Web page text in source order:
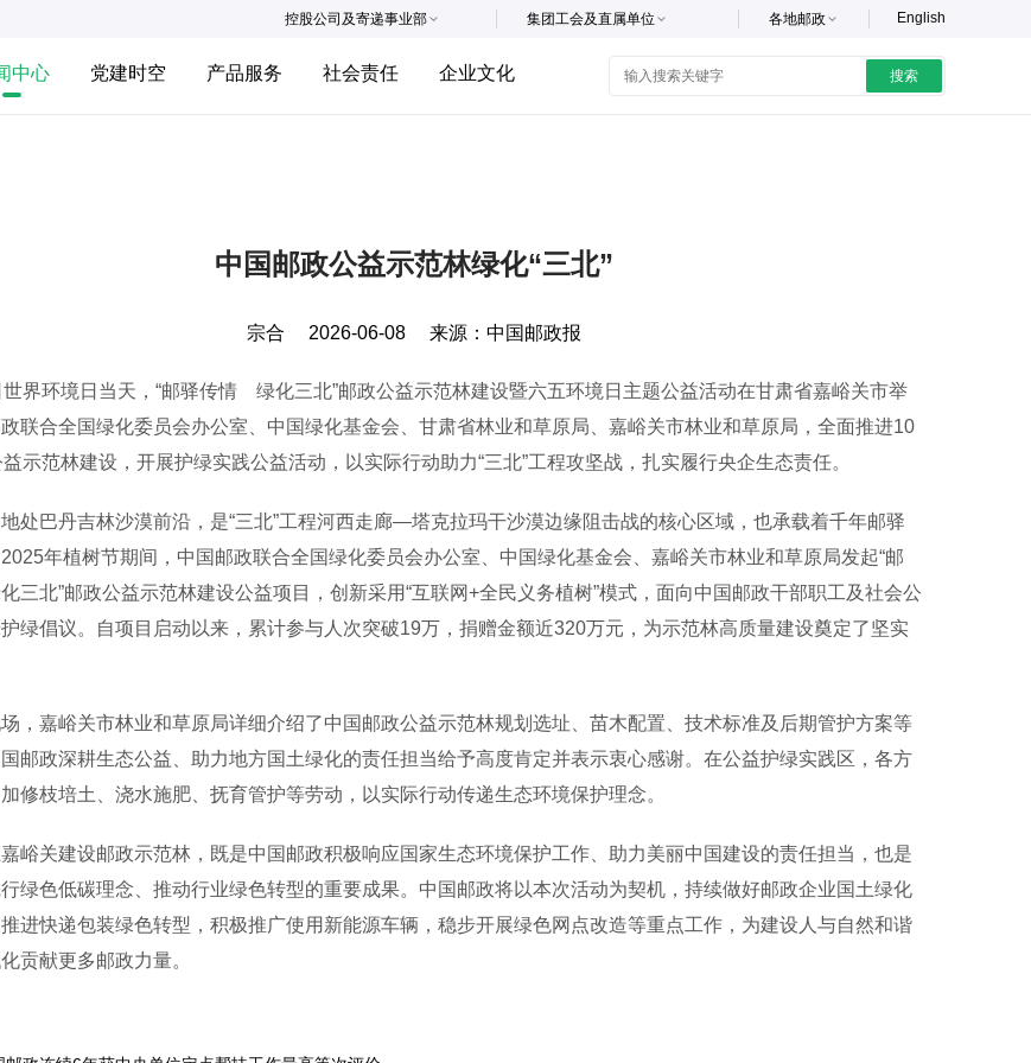
English
各地邮政
集团工会及直属单位
控股公司及寄递事业部
中心 党建时空 产品服务 社会责任 企业文化 搜索
中国邮政公益示范林绿化“三北”
宗合 2026-06-08 来源： 中国邮政报
环境日当天，“邮驿传情 绿化三北”邮政公益示范林建设暨六五环境日主题公益活动在甘肃省嘉峪关市举
联合全国绿化委员会办公室、中国绿化基金会、甘肃省林业和草原局、嘉峪关市林业和草原局，全面推进10
示范林建设，开展护绿实践公益活动，以实际行动助力“三北”工程攻坚战，扎实履行央企生态责任。
巴丹吉林沙漠前沿，是“三北”工程河西走廊—塔克拉玛干沙漠边缘阻击战的核心区域，也承载着千年邮驿
年植树节期间，中国邮政联合全国绿化委员会办公室、中国绿化基金会、嘉峪关市林业和草原局发起“邮
三北”邮政公益示范林建设公益项目，创新采用“互联网+全民义务植树”模式，面向中国邮政干部职工及社会公
绿倡议。自项目启动以来，累计参与人次突破19万，捐赠金额近320万元，为示范林高质量建设奠定了坚实
嘉峪关市林业和草原局详细介绍了中国邮政公益示范林规划选址、苗木配置、技术标准及后期管护方案等
邮政深耕生态公益、助力地方国土绿化的责任担当给予高度肯定并表示衷心感谢。在公益护绿实践区，各方
修枝培土、浇水施肥、抚育管护等劳动，以实际行动传递生态环境保护理念。
关建设邮政示范林，既是中国邮政积极响应国家生态环境保护工作、助力美丽中国建设的责任担当，也是
绿色低碳理念、推动行业绿色转型的重要成果。中国邮政将以本次活动为契机，持续做好邮政企业国土绿化
进快递包装绿色转型，积极推广使用新能源车辆，稳步开展绿色网点改造等重点工作，为建设人与自然和谐
贡献更多邮政力量。